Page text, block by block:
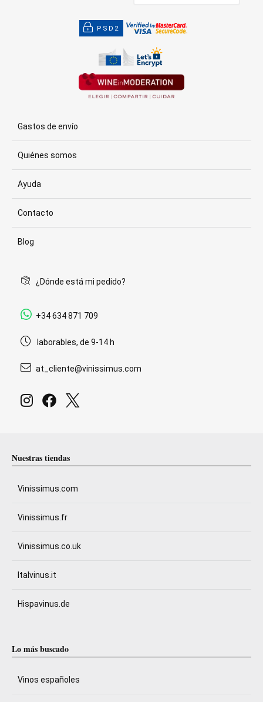
PSD2
Gastos de envío
Quiénes somos
Ayuda
Contacto
Blog
¿Dónde está mi pedido?
+34 634 871 709
laborables, de 9-14 h
at_cliente@vinissimus.com
Nuestras tiendas
Vinissimus.com
Vinissimus.fr
Vinissimus.co.uk
Italvinus.it
Hispavinus.de
Lo más buscado
Vinos españoles